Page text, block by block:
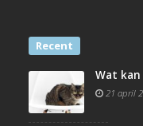
Recent
Wat
21 april